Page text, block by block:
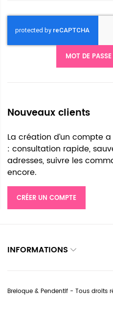
MOT DE
Nouveaux clients
La création d’un compte
: consultation rapide,
adresses, suivre les
encore.
CRÉER UN COMPTE
INFORMATIONS
Breloque & Pendentif - Tous droits